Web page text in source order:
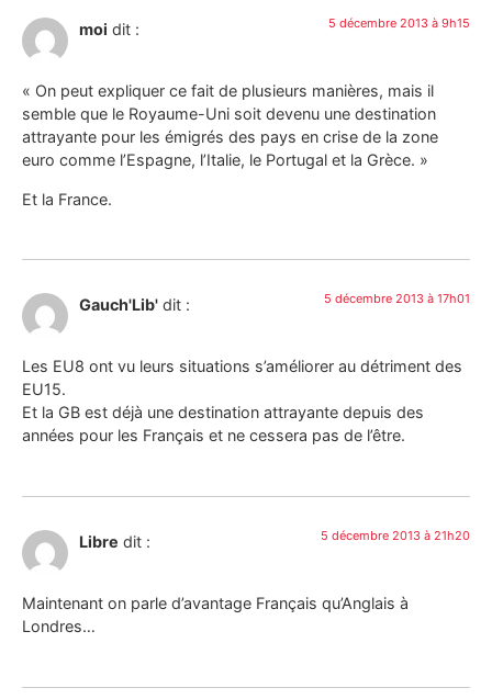
moi dit : 5 décembre 2013 à 9h15
« On peut expliquer ce fait de plusieurs manières, mais il
semble que le Royaume-Uni soit devenu une destination
attrayante pour les émigrés des pays en crise de la zone
euro comme l’Espagne, l’Italie, le Portugal et la Grèce. »
Et la France.
Gauch'Lib' dit : 5 décembre 2013 à 17h01
Les EU8 ont vu leurs situations s’améliorer au détriment des
EU15.
Et la GB est déjà une destination attrayante depuis des
années pour les Français et ne cessera pas de l’être.
Libre dit : 5 décembre 2013 à 21h20
Maintenant on parle d’avantage Français qu’Anglais à
Londres…